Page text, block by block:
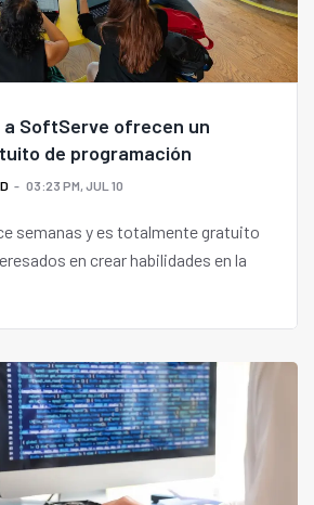
a SoftServe ofrecen un
de programación
03:23 PM, JUL 10
semanas y es totalmente gratuito
en crear habilidades en la